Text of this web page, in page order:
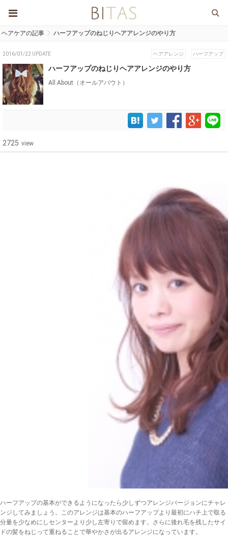
ヘアケアの記事 ハーフアップのねじりヘアアレンジのやり方
2016/01/22 UPDATE ヘアアレンジ ハーフアップ
ハーフアップのねじりヘアアレンジのやり方
All About（オールアバウト）
2725 view
ハーフアップの基本ができるようになったら少しずつアレンジバージョンにチャレ
ンジしてみましょう。このアレンジは基本のハーフアップより最初にハチ上で取る
分量を少なめにしセンターより少し左寄りで留めます。さらに後れ毛を残したサイ
ドの髪をねじって重ねることで華やかさが出るアレンジになっています。